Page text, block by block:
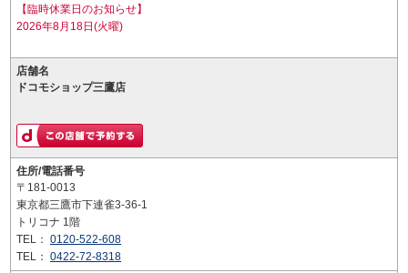
【臨時休業日のお知らせ】
2026年8月18日(火曜)
店舗名
ドコモショップ三鷹店
住所/電話番号
〒181-0013
東京都三鷹市下連雀3-36-1
トリコナ 1階
TEL： 0120-522-608
TEL： 0422-72-8318